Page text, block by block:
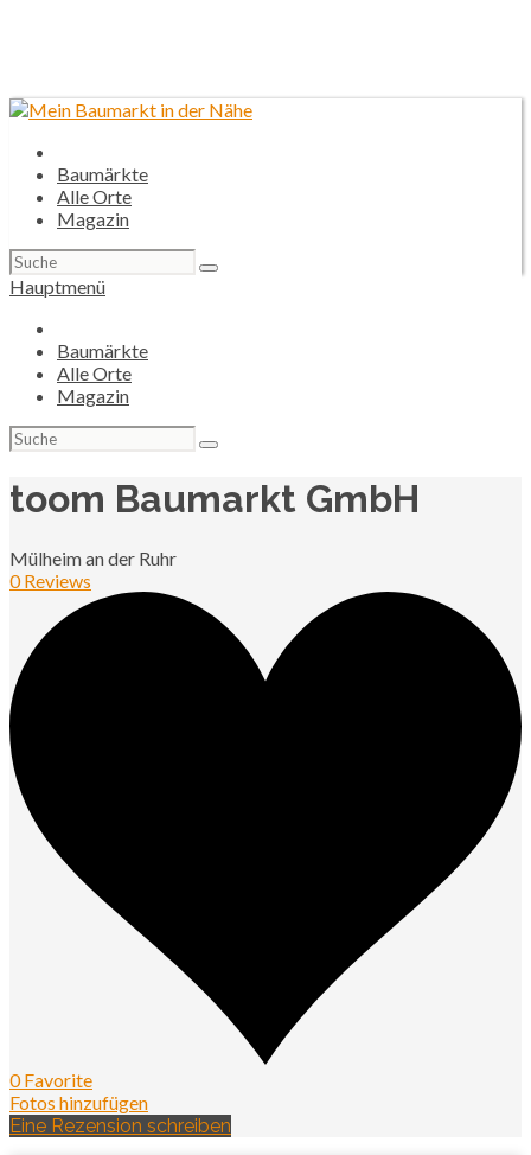
Baumärkte
Alle Orte
Magazin
Suchen
nach:
Hauptmenü
Baumärkte
Alle Orte
Magazin
Suchen
nach:
toom Baumarkt GmbH
Mülheim an der Ruhr
0 Reviews
0 Favorite
Fotos hinzufügen
Eine Rezension schreiben